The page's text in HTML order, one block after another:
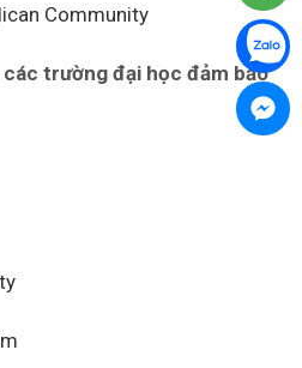
Community
trường đại học đảm bảo